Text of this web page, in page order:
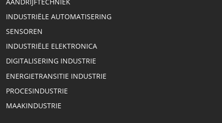
INDUSTRIËLE AUTOMATISERING
SENSOREN
INDUSTRIËLE ELEKTRONICA
DIGITALISERING INDUSTRIE
ENERGIETRANSITIE INDUSTRIE
PROCESINDUSTRIE
MAAKINDUSTRIE